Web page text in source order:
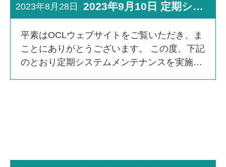
2023年8月28日 2023年9月10日 定期システムメンテナンス実施のお知らせ
平素はOCLウェブサイトをご覧いただき、ま
ことにありがとうございます。 この度、下記
のとおり定期システムメンテナンスを実施い